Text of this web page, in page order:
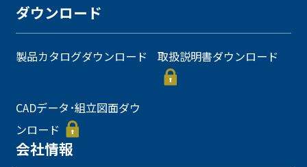
ダウンロード
製品カタログダウンロード 取扱説明書ダウンロード
CADデータ･組立図面ダウ
ンロード
会社情報